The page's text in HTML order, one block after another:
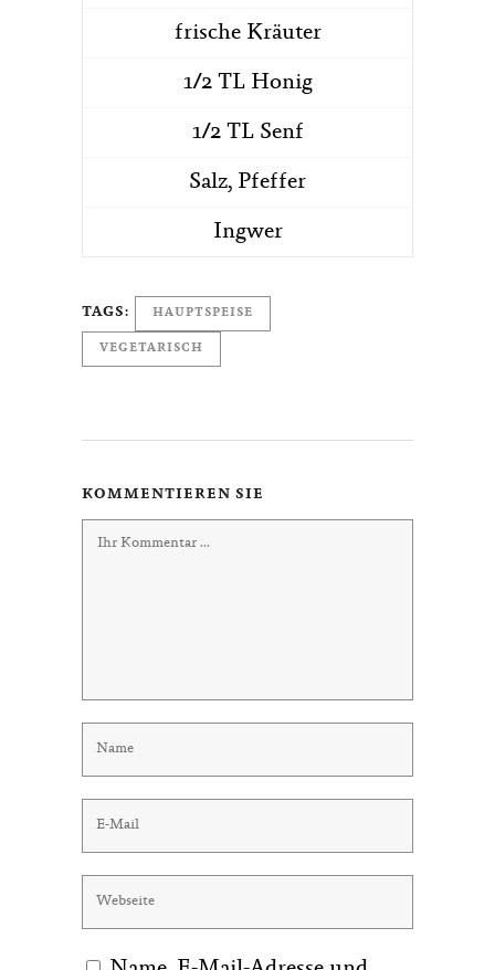
frische Kräuter
1/2 TL Honig
1/2 TL Senf
Salz, Pfeffer
Ingwer
TAGS: HAUPTSPEISE
VEGETARISCH
KOMMENTIEREN SIE